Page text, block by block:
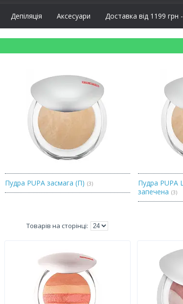
Депіляція Аксесуари Доставка від 1199
Пудра PUPA засмага (П) 3
Пудра PUPA
запечена
3